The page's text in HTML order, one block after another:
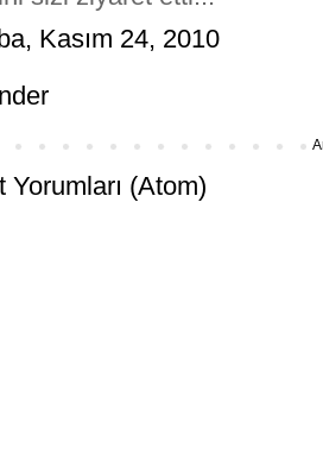
Kasım 24, 2010
Yorumları (Atom)